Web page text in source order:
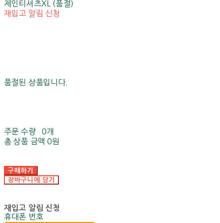
제인티셔츠XL (품절)
재입고 알림 신청
품절된 상품입니다.
주문 수량
0개
총 상품 금액 0원
구매하기
장바구니에 담기
재입고 알림 신청
휴대폰 번호